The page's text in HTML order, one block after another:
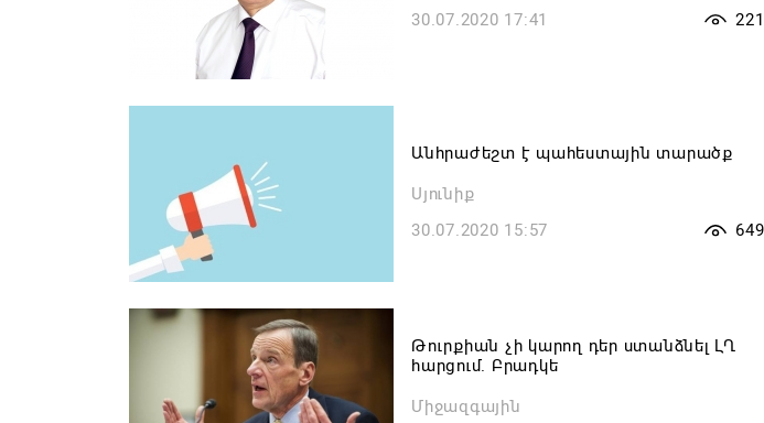
30.07.2020 17:41
Անհրաժեշտ է պահեստային տարածք
Սյունիք
30.07.2020 15:57
Թուրքիան չի կարող դեր ստանձնել ԼՂ
հարցում. Բրադկե
Միջազգային